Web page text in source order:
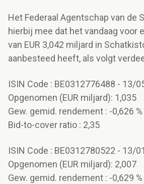
Het Federaal Agentschap van de
hierbij mee dat het vandaag voor
van EUR 3,042 miljard in
aanbesteed heeft, als volgt
ISIN Code : BE0312776488 - 13/
Opgenomen (EUR miljard): 1,035
Gew. gemid. rendement : -0,626 %
Bid-to-cover ratio : 2,35
ISIN Code : BE0312780522 - 13/
Opgenomen (EUR miljard): 2,007
Gew. gemid. rendement : -0,629 %